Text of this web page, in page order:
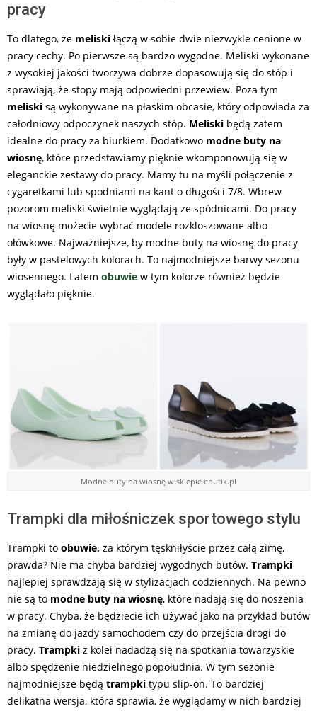
pracy
To dlatego, że meliski łączą w sobie dwie niezwykle cenione w
pracy cechy. Po pierwsze są bardzo wygodne. Meliski wykonane
z wysokiej jakości tworzywa dobrze dopasowują się do stóp i
sprawiają, że stopy mają odpowiedni przewiew. Poza tym
meliski są wykonywane na płaskim obcasie, który odpowiada za
całodniowy odpoczynek naszych stóp. Meliski będą zatem
idealne do pracy za biurkiem. Dodatkowo modne buty na
wiosnę, które przedstawiamy pięknie wkomponowują się w
eleganckie zestawy do pracy. Mamy tu na myśli połączenie z
cygaretkami lub spodniami na kant o długości 7/8. Wbrew
pozorom meliski świetnie wyglądają ze spódnicami. Do pracy
na wiosnę możecie wybrać modele rozkloszowane albo
ołówkowe. Najważniejsze, by modne buty na wiosnę do pracy
były w pastelowych kolorach. To najmodniejsze barwy sezonu
wiosennego. Latem obuwie w tym kolorze również będzie
wyglądało pięknie.
Modne buty na wiosnę w sklepie ebutik.pl
Trampki dla miłośniczek sportowego stylu
Trampki to obuwie, za którym tęskniłyście przez całą zimę,
prawda? Nie ma chyba bardziej wygodnych butów. Trampki
najlepiej sprawdzają się w stylizacjach codziennych. Na pewno
nie są to modne buty na wiosnę, które nadają się do noszenia
w pracy. Chyba, że będziecie ich używać jako na przykład butów
na zmianę do jazdy samochodem czy do przejścia drogi do
pracy. Trampki z kolei nadadzą się na spotkania towarzyskie
albo spędzenie niedzielnego popołudnia. W tym sezonie
najmodniejsze będą trampki typu slip-on. To bardziej
delikatna wersja, która sprawia, że wyglądamy w nich bardziej